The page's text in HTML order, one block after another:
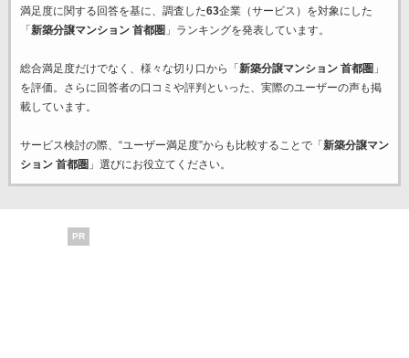
満足度に関する回答を基に、調査した63企業（サービス）を対象にした
「 新築分譲マンション 首都圏 」ランキングを発表しています。
総合満足度だけでなく、様々な切り口から「 新築分譲マンション 首都圏 」
を評価。さらに回答者の口コミや評判といった、実際のユーザーの声も掲
載しています。
サービス検討の際、“ユーザー満足度”からも比較することで「 新築分譲マン
ション 首都圏 」選びにお役立てください。
PR